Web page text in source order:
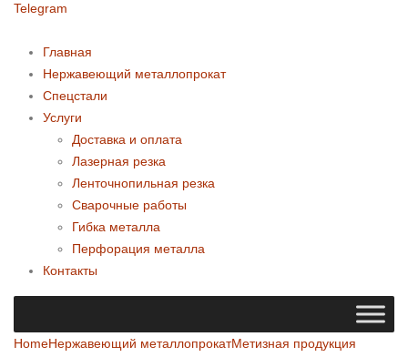
Telegram
Главная
Нержавеющий металлопрокат
Спецстали
Услуги
Доставка и оплата
Лазерная резка
Ленточнопильная резка
Сварочные работы
Гибка металла
Перфорация металла
Контакты
HomeНержавеющий металлопрокатМетизная продукция